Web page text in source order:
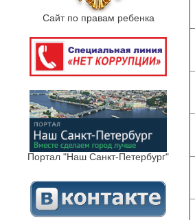
Сайт по правам ребенка
Портал "Наш Санкт-Петербург"